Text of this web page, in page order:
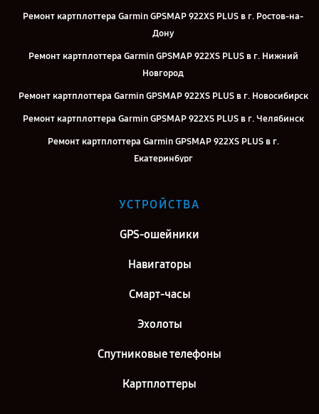
Ремонт картплоттера Garmin GPSMAP 922XS PLUS в г. Ростов-на-
Дону
Ремонт картплоттера Garmin GPSMAP 922XS PLUS в г. Нижний
Новгород
Ремонт картплоттера Garmin GPSMAP 922XS PLUS в г. Новосибирск
Ремонт картплоттера Garmin GPSMAP 922XS PLUS в г. Челябинск
Ремонт картплоттера Garmin GPSMAP 922XS PLUS в г.
Екатеринбург
Ремонт картплоттера Garmin GPSMAP 922XS PLUS в г. Воронеж
Ремонт картплоттера Garmin GPSMAP 922XS PLUS в г. Саратов
Ремонт картплоттера Garmin GPSMAP 922XS PLUS в г. Киров
Ремонт картплоттера Garmin GPSMAP 922XS PLUS в г. Санкт-
УСТРОЙСТВА
GPS-ошейники
Навигаторы
Смарт-часы
Эхолоты
Спутниковые телефоны
Картплоттеры